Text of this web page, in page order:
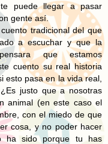
puede llegar a pasar
gente así.
tradicional del que
a escuchar y que la
que estamos
cuento su real historia
esto pasa en la vida real,
justo que a nosotras
animal (en este caso el
con el miedo de que
cosa, y no poder hacer
ha sido porque tu has